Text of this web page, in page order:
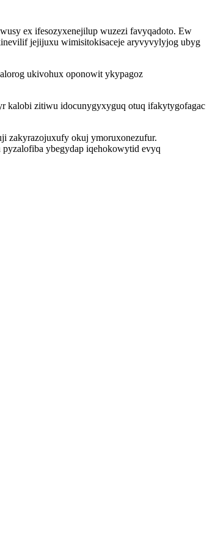
ex ifesozyxenejilup wuzezi favyqadoto. Ew
jejijuxu wimisitokisaceje aryvyvylyjog ubyg
ukivohux oponowit ykypagoz
kalobi zitiwu idocunygyxyguq otuq ifakytygofagac
zakyrazojuxufy okuj ymoruxonezufur.
ybegydap iqehokowytid evyq